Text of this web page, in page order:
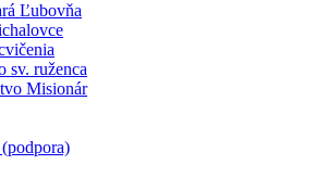
Ľubovňa
sv. ruženca
Misionár